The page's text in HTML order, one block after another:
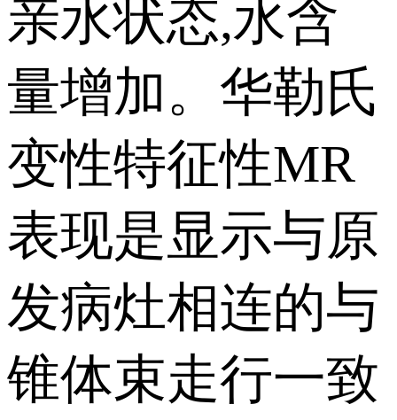
亲水状态,水含
量增加。华勒氏
变性特征性MR
表现是显示与原
发病灶相连的与
锥体束走行一致